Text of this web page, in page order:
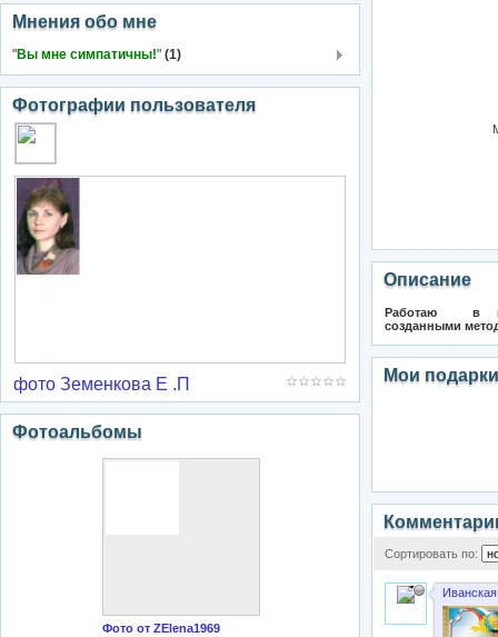
Мнения обо мне
"Вы мне симпатичны!" (1)
Фотографии пользователя
фото Земенкова Е .П
Фотоальбомы
Фото от ZElena1969
Описание
Работаю в
созданными
Мои подарки
Сортировать по: